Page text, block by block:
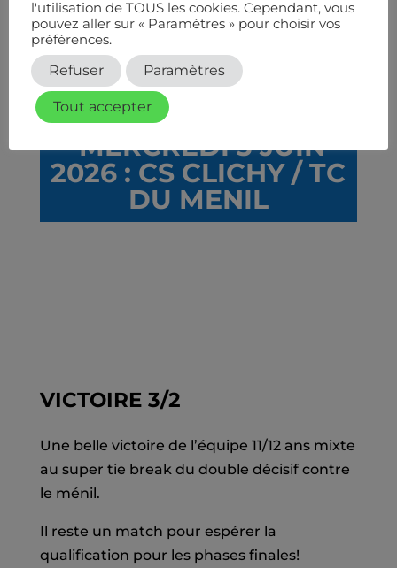
MERCREDI 3 JUIN
2026 : CS CLICHY / TC
DU MENIL
VICTOIRE 3/2
Une belle victoire de l’équipe 11/12 ans mixte
au super tie break du double décisif contre
le ménil.
Il reste un match pour espérer la
qualification pour les phases finales!
l'utilisation de TOUS les cookies. Cependant, vous
pouvez aller sur « Paramètres » pour choisir vos
préférences.
Refuser Paramètres
Tout accepter